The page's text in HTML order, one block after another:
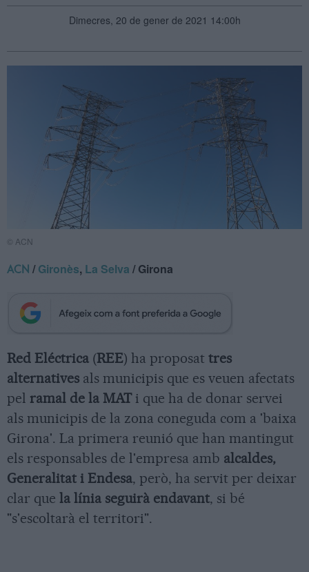
Dimecres, 20 de gener de 2021 14:00h
© ACN
ACN /Gironès, La Selva / Girona
Red Eléctrica (REE) ha proposat tres
alternatives als municipis que es veuen afectats
pel ramal de la MATi que ha de donar servei
als municipis de la zona coneguda com a 'baixa
Girona'. La primera reunió que han mantingut
els responsables de l'empresa amb alcaldes,
Generalitat i Endesa, però, ha servit per deixar
clar que la línia seguirà endavant, si bé
"s'escoltarà el territori".